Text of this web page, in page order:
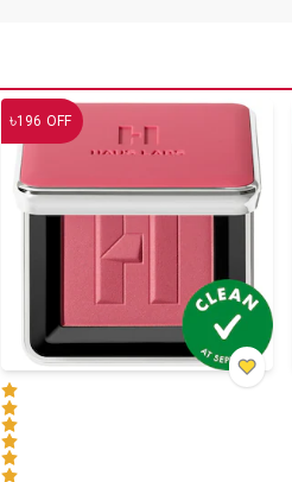
৳196 OFF